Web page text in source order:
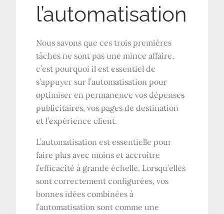
l’automatisation
Nous savons que ces trois premières
tâches ne sont pas une mince affaire,
c’est pourquoi il est essentiel de
s’appuyer sur l’automatisation pour
optimiser en permanence vos dépenses
publicitaires, vos pages de destination
et l’expérience client.
L’automatisation est essentielle pour
faire plus avec moins et accroître
l’efficacité à grande échelle. Lorsqu’elles
sont correctement configurées, vos
bonnes idées combinées à
l’automatisation sont comme une